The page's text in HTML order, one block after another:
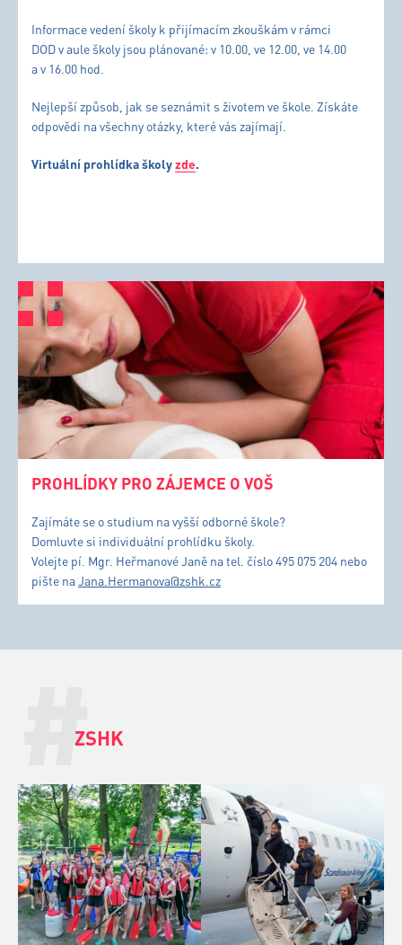
Informace vedení školy k přijímacím zkouškám v rámci
DOD v aule školy jsou plánované: v 10.00, ve 12.00, ve 14.00
a v 16.00 hod.
Nejlepší způsob, jak se seznámit s životem ve škole. Získáte
odpovědi na všechny otázky, které vás zajímají.
Virtuální prohlídka školyzde.
PROHLÍDKY PRO ZÁJEMCE O VOŠ
Zajímáte se o studium na vyšší odborné škole?
Domluvte si individuální prohlídku školy.
Volejte pí. Mgr. Heřmanové Janě na tel. číslo 495 075 204 nebo
pište naJana.Hermanova@zshk.cz
#
ZSHK